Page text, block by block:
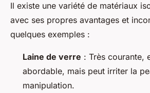
Il existe une variété de matériaux
avec ses propres avantages et
quelques exemples :
Laine de verre : Très courante,
abordable, mais peut irriter la
manipulation.